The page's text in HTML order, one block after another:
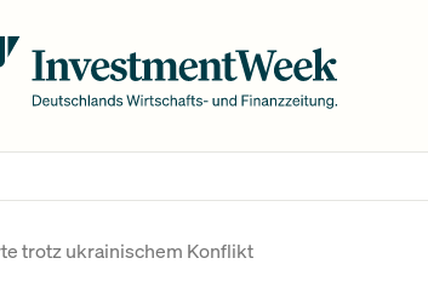
trotz ukrainischem Konflikt